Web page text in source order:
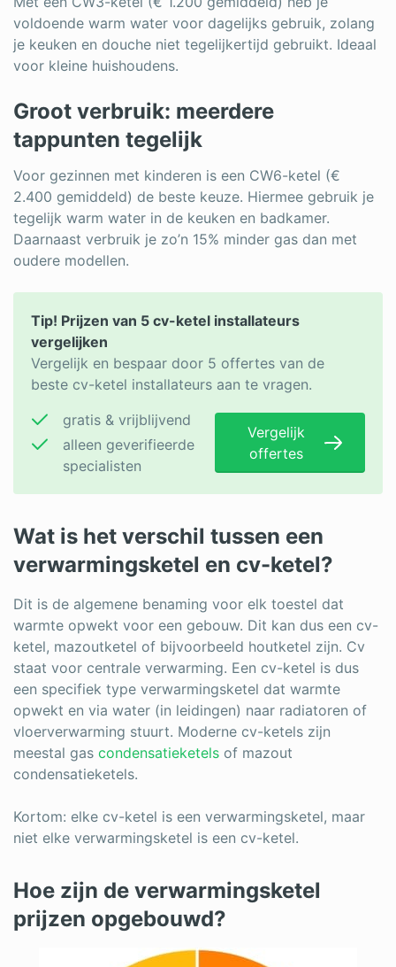
voldoende warm water voor dagelijks gebruik, zolang
je keuken en douche niet tegelijkertijd gebruikt. Ideaal
voor kleine huishoudens.
Groot verbruik: meerdere
tappunten tegelijk
Voor gezinnen met kinderen is een CW6-ketel (€
2.400 gemiddeld) de beste keuze. Hiermee gebruik je
tegelijk warm water in de keuken en badkamer.
Daarnaast verbruik je zo’n 15% minder gas dan met
oudere modellen.
Tip! Prijzen van 5 cv-ketel installateurs
vergelijken
Vergelijk en bespaar door 5 offertes van de
beste cv-ketel installateurs aan te vragen.
gratis & vrijblijvend
alleen geverifieerde
specialisten
Vergelijk
offertes
Wat is het verschil tussen een
verwarmingsketel en cv-ketel?
Dit is de algemene benaming voor elk toestel dat
warmte opwekt voor een gebouw. Dit kan dus een cv-
ketel, mazoutketel of bijvoorbeeld houtketel zijn. Cv
staat voor centrale verwarming. Een cv-ketel is dus
een specifiek type verwarmingsketel dat warmte
opwekt en via water (in leidingen) naar radiatoren of
vloerverwarming stuurt. Moderne cv-ketels zijn
meestal gas condensatieketels of mazout
condensatieketels.
Kortom: elke cv-ketel is een verwarmingsketel, maar
niet elke verwarmingsketel is een cv-ketel.
Hoe zijn de verwarmingsketel
prijzen opgebouwd?